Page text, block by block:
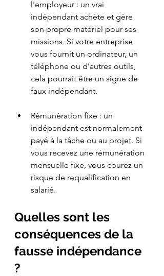
l'employeur : un vrai
indépendant achète et gère
son propre matériel pour ses
missions. Si votre entreprise
vous fournit un ordinateur, un
téléphone ou d’autres outils,
cela pourrait être un signe de
faux indépendant.
Rémunération fixe : un
indépendant est normalement
payé à la tâche ou au projet. Si
vous recevez une rémunération
mensuelle fixe, vous courez un
risque de requalification en
salarié.
Quelles sont les
conséquences de la
fausse indépendance
?